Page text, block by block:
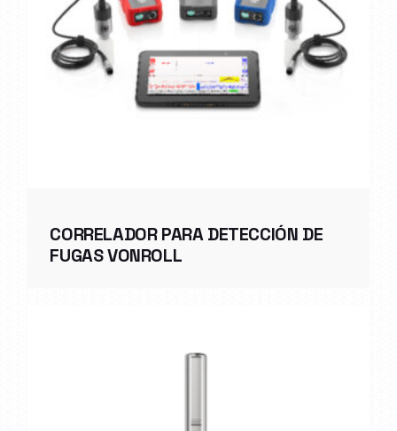
CORRELADOR PARA DETECCIÓN DE
FUGAS VONROLL